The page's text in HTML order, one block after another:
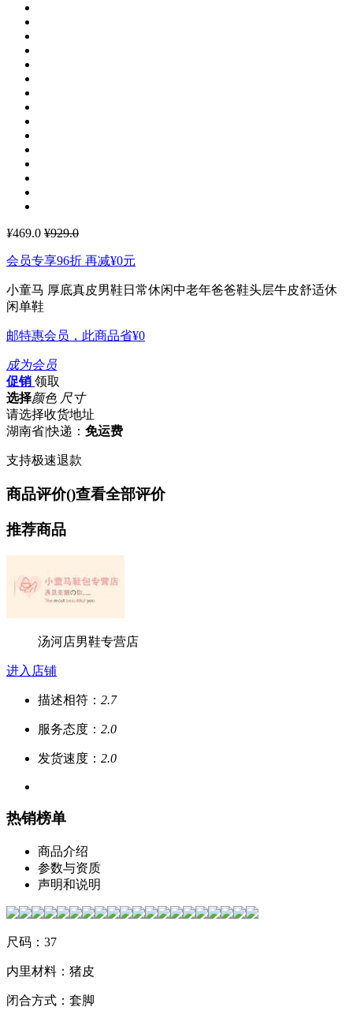
¥469.0 ¥929.0
会员专享96折 再减¥0元
小童马 厚底真皮男鞋日常休闲中老年爸爸鞋头层牛皮舒适休
闲单鞋
邮特惠会员，此商品省¥0
成为会员
促销 领取
选择颜色 尺寸
请选择收货地址
湖南省|快递： 免运费
支持极速退款
商品评价()查看全部评价
推荐商品
汤河店男鞋专营店
进入店铺
描述相符： 2.7
服务态度： 2.0
发货速度： 2.0
热销榜单
商品介绍
参数与资质
声明和说明
尺码：37
内里材料：猪皮
闭合方式：套脚